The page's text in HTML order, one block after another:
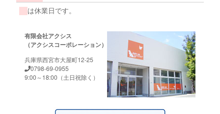
は休業日です。
有限会社アクシス
（アクシスコーポレーション）
兵庫県西宮市大屋町12-25
0798-69-0955
9:00～18:00（土日祝除く）